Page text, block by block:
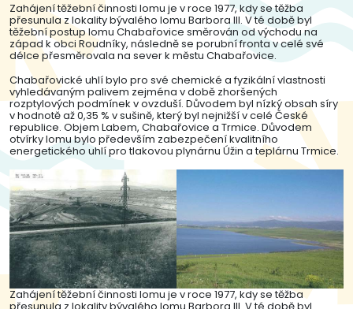
Zahájení těžební činnosti lomu je v roce 1977, kdy se těžba
přesunula z lokality bývalého lomu Barbora III. V té době byl
těžební postup lomu Chabařovice směrován od východu na
západ k obci Roudníky, následně se porubní fronta v celé své
délce přesměrovala na sever k městu Chabařovice.
Chabařovické uhlí bylo pro své chemické a fyzikální vlastnosti
vyhledávaným palivem zejména v době zhoršených
rozptylových podmínek v ovzduší. Důvodem byl nízký obsah síry
v hodnotě až 0,35 % v sušině, který byl nejnižší v celé České
republice. Objem Labem, Chabařovice a Trmice. Důvodem
otvírky lomu bylo především zabezpečení kvalitního
energetického uhlí pro tlakovou plynárnu Úžin a teplárnu Trmice.
Zahájení těžební činnosti lomu je v roce 1977, kdy se těžba